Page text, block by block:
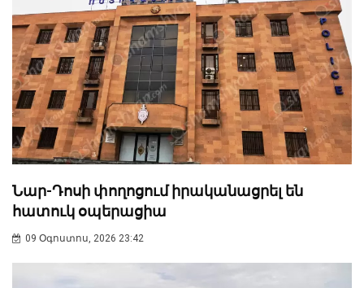
Նար-Դոսի փողոցում իրականացրել են
հատուկ օպերացիա
09 Օգոստոս, 2026 23:42